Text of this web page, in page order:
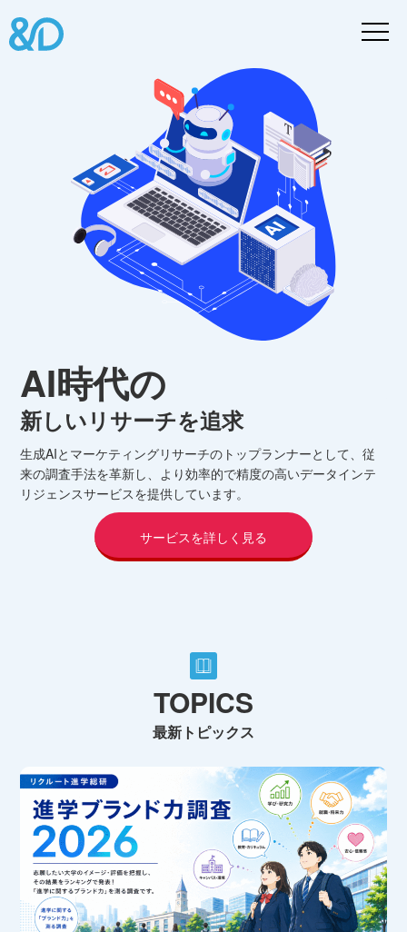
AI時代の
新しいリサーチを追求
生成AIとマーケティングリサーチのトップランナーとして、従
来の調査手法を革新し、より効率的で精度の高いデータインテ
リジェンスサービスを提供しています。
サービスを詳しく見る
TOPICS
最新トピックス